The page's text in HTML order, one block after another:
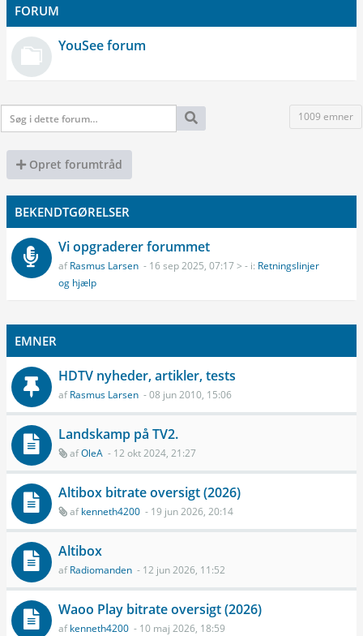
FORUM
YouSee forum
1009 emner
Opret forumtråd
BEKENDTGØRELSER
Vi opgraderer forummet
afRasmus Larsen - 16 sep 2025, 07:17 > - i: Retningslinjer
og hjælp
EMNER
HDTV nyheder, artikler, tests
afRasmus Larsen - 08 jun 2010, 15:06
Landskamp på TV2.
afOleA - 12 okt 2024, 21:27
Altibox bitrate oversigt (2026)
afkenneth4200 - 19 jun 2026, 20:14
Altibox
afRadiomanden - 12 jun 2026, 11:52
Waoo Play bitrate oversigt (2026)
afkenneth4200 - 10 maj 2026, 18:59